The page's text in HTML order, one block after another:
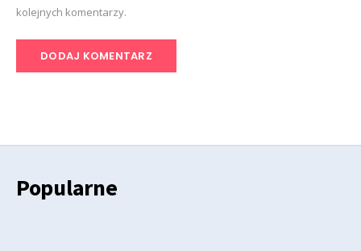
kolejnych komentarzy.
Popularne